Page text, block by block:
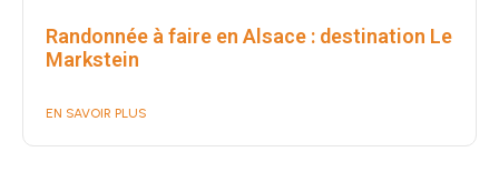
Randonnée à faire en Alsace : destination Le
Markstein
EN SAVOIR PLUS